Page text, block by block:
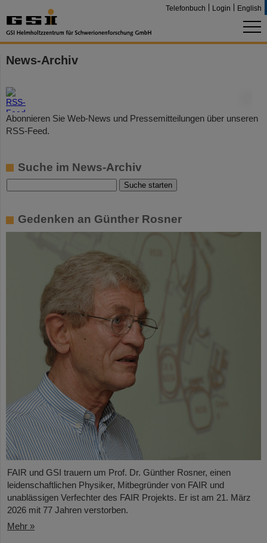
Telefonbuch Login English
News-Archiv
Abonnieren Sie Web-News und Pressemitteilungen über unseren
RSS-Feed.
Suche im News-Archiv
Gedenken an Günther Rosner
FAIR und GSI trauern um Prof. Dr. Günther Rosner, einen
leidenschaftlichen Physiker, Mitbegründer von FAIR und
unablässigen Verfechter des FAIR Projekts. Er ist am 21. März
2026 mit 77 Jahren verstorben.
Mehr »